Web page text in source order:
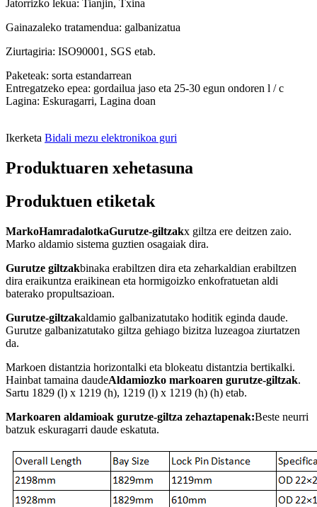
Jatorrizko lekua: Tianjin, Txina
Gainazaleko tratamendua: galbanizatua
Ziurtagiria: ISO90001, SGS etab.
Paketeak: sorta estandarrean
Entregatzeko epea: gordailua jaso eta 25-30 egun ondoren l / c
Lagina: Eskuragarri, Lagina doan
Ikerketa Bidali mezu elektronikoa guri
Produktuaren xehetasuna
Produktuen etiketak
MarkoHamradalotkaGurutze-giltzakx giltza ere deitzen zaio.
Marko aldamio sistema guztien osagaiak dira.
Gurutze giltzakbinaka erabiltzen dira eta zeharkaldian erabiltzen
dira eraikuntza eraikinean eta hormigoizko enkofratuetan aldi
baterako propultsazioan.
Gurutze-giltzakaldamio galbanizatutako hoditik eginda daude.
Gurutze galbanizatutako giltza gehiago bizitza luzeagoa ziurtatzen
da.
Markoen distantzia horizontalki eta blokeatu distantzia bertikalki.
Hainbat tamaina daudeAldamiozko markoaren gurutze-giltzak.
Sartu 1829 (l) x 1219 (h), 1219 (l) x 1219 (h) (h) etab.
Markoaren aldamioak gurutze-giltza zehaztapenak:Beste neurri
batzuk eskuragarri daude eskatuta.